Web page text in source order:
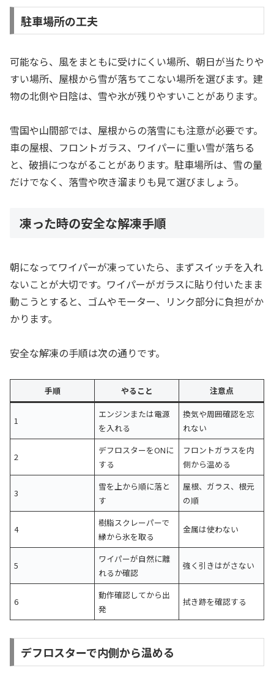
駐車場所の工夫
可能なら、風をまともに受けにくい場所、朝日が当たりや
すい場所、屋根から雪が落ちてこない場所を選びます。建
物の北側や日陰は、雪や氷が残りやすいことがあります。
雪国や山間部では、屋根からの落雪にも注意が必要です。
車の屋根、フロントガラス、ワイパーに重い雪が落ちる
と、破損につながることがあります。駐車場所は、雪の量
だけでなく、落雪や吹き溜まりも見て選びましょう。
凍った時の安全な解凍手順
朝になってワイパーが凍っていたら、まずスイッチを入れ
ないことが大切です。ワイパーがガラスに貼り付いたまま
動こうとすると、ゴムやモーター、リンク部分に負担がか
かります。
安全な解凍の手順は次の通りです。
手順 やること 注意点
1
エンジンまたは電源
を入れる
換気や周囲確認を忘
れない
2
デフロスターをONに
する
フロントガラスを内
側から温める
3
雪を上から順に落と
す
屋根、ガラス、根元
の順
4
樹脂スクレーパーで
縁から氷を取る
金属は使わない
5
ワイパーが自然に離
れるか確認
強く引きはがさない
6
動作確認してから出
発
拭き跡を確認する
デフロスターで内側から温める